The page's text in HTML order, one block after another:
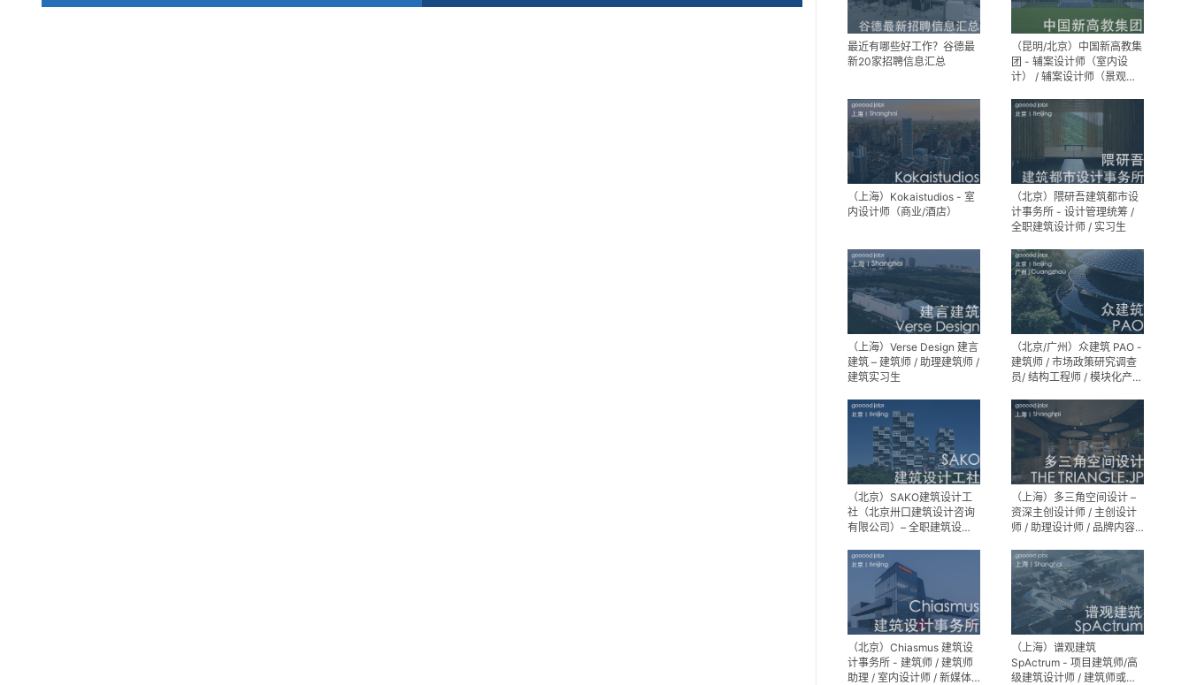
最近有哪些好工作？谷德最
新20家招聘信息汇总
（昆明/北京）中国新高教集
团 - 辅案设计师（室内设
计） / 辅案设计师（景观设
间组长 / 平面设计高级经理 /
展陈设计高级经理
（上海）Kokaistudios - 室
内设计师（商业/酒店）
（北京）隈研吾建筑都市设
计事务所 - 设计管理统筹 /
全职建筑设计师 / 实习生
（上海）Verse Design 建言
建筑 – 建筑师 / 助理建筑师 /
建筑实习生
（北京/广州）众建筑 PAO -
建筑师 / 市场政策研究调查
员/ 结构工程师 / 模块化产品
师 / 机电工程师 / 实习生
（北京）SAKO建筑设计工
社（北京卅口建筑设计咨询
有限公司）– 全职建筑设计
（上海）多三角空间设计 –
资深主创设计师 / 主创设计
师 / 助理设计师 / 品牌内容
（北京）Chiasmus 建筑设
计事务所 - 建筑师 / 建筑师
助理 / 室内设计师 / 新媒体
（上海）谱观建筑
SpActrum - 项目建筑师/高
级建筑设计师 / 建筑师或助